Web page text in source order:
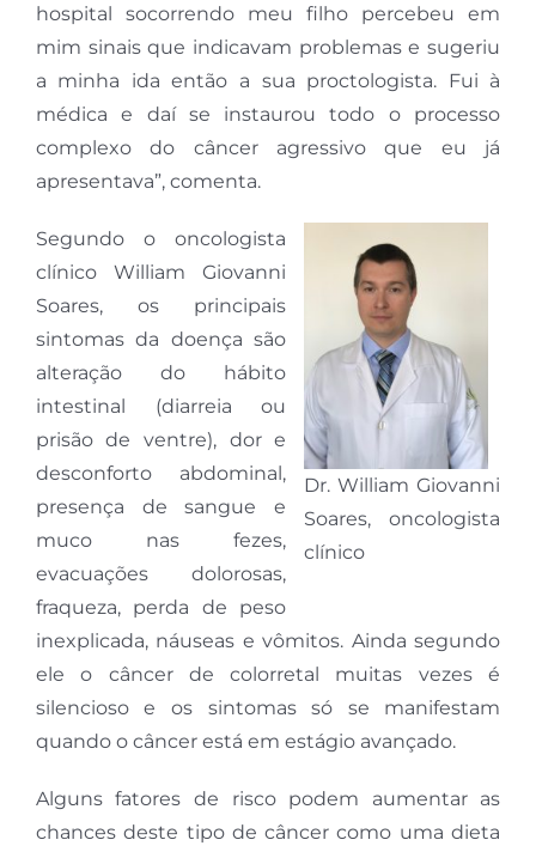
hospital socorrendo meu filho percebeu em
mim sinais que indicavam problemas e sugeriu
a minha ida então a sua proctologista. Fui à
médica e daí se instaurou todo o processo
complexo do câncer agressivo que eu já
apresentava”, comenta.
Dr. William Giovanni
Soares, oncologista
clínico
Segundo o oncologista
clínico William Giovanni
Soares, os principais
sintomas da doença são
alteração do hábito
intestinal (diarreia ou
prisão de ventre), dor e
desconforto abdominal,
presença de sangue e
muco nas fezes,
evacuações dolorosas,
fraqueza, perda de peso
inexplicada, náuseas e vômitos. Ainda segundo
ele o câncer de colorretal muitas vezes é
silencioso e os sintomas só se manifestam
quando o câncer está em estágio avançado.
Alguns fatores de risco podem aumentar as
chances deste tipo de câncer como uma dieta